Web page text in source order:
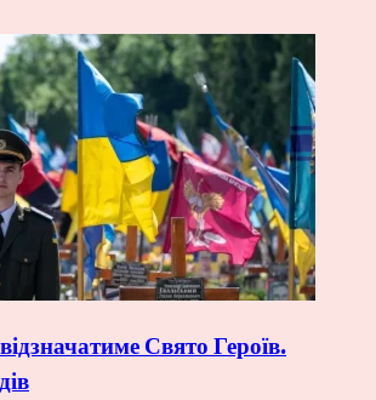
Свято Героїв.